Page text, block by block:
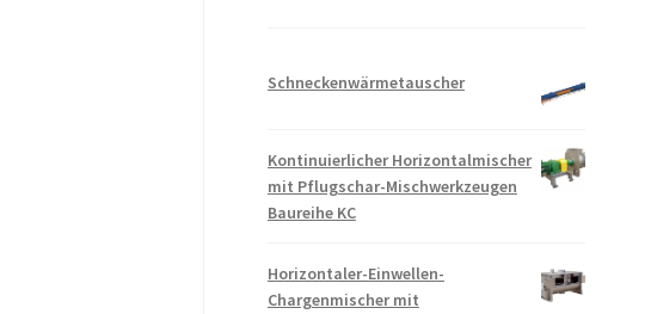
Schneckenwärmetauscher
Kontinuierlicher Horizontalmischer
mit Pflugschar-Mischwerkzeugen
Baureihe KC
Horizontaler-Einwellen-
Chargenmischer mit